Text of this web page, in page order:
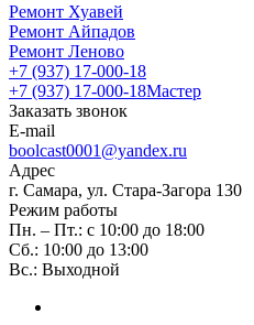
Ремонт Хуавей
Ремонт Айпадов
Ремонт Леново
+7 (937) 17-000-18
+7 (937) 17-000-18Мастер
Заказать звонок
E-mail
boolcast0001@yandex.ru
Адрес
г. Самара, ул. Стара-Загора 130
Режим работы
Пн. – Пт.: с 10:00 до 18:00
Сб.: 10:00 до 13:00
Вс.: Выходной